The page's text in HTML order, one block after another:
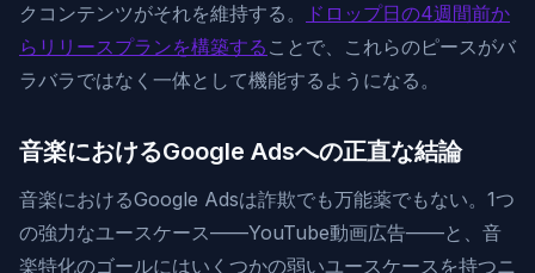
クコンテンツがそれを維持する。
ドロップ日の4週間前か
らリリースプランを構築する ことで、これらのピースがバ
ラバラではなく一体として機能するようになる。
音楽におけるGoogle Adsへの正直な結論
音楽におけるGoogle Adsは詐欺でも万能薬でもない。1つ
の強力なユースケース——YouTube動画広告——と、音
楽特化のゴールにはいくつかの弱いユースケースを持つニ